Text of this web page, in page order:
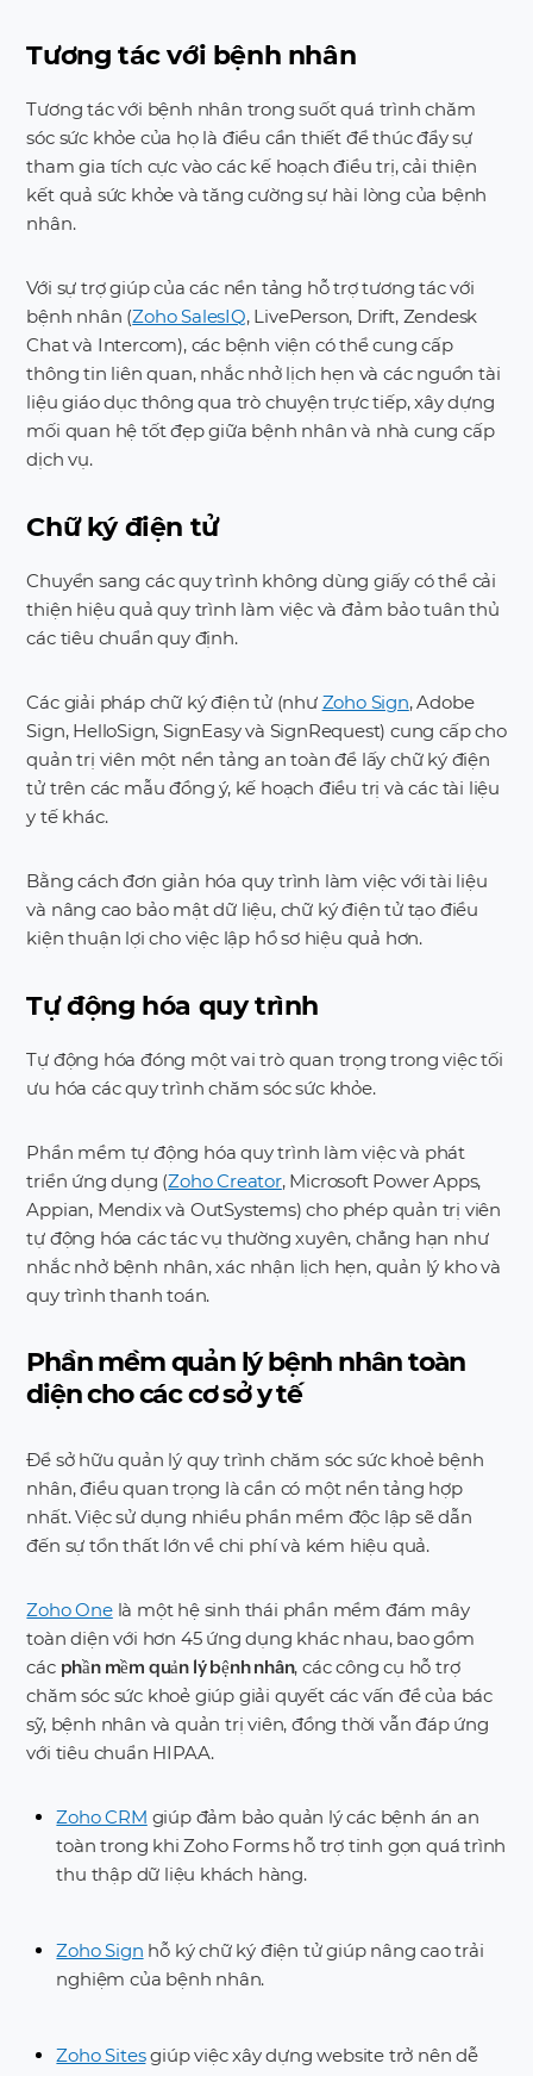
Tương tác với bệnh nhân
Tương tác với bệnh nhân trong suốt quá trình chăm
sóc sức khỏe của họ là điều cần thiết để thúc đẩy sự
tham gia tích cực vào các kế hoạch điều trị, cải thiện
kết quả sức khỏe và tăng cường sự hài lòng của bệnh
nhân.
Với sự trợ giúp của các nền tảng hỗ trợ tương tác với
bệnh nhân (Zoho SalesIQ, LivePerson, Drift, Zendesk
Chat và Intercom), các bệnh viện có thể cung cấp
thông tin liên quan, nhắc nhở lịch hẹn và các nguồn tài
liệu giáo dục thông qua trò chuyện trực tiếp, xây dựng
mối quan hệ tốt đẹp giữa bệnh nhân và nhà cung cấp
dịch vụ.
Chữ ký điện tử
Chuyển sang các quy trình không dùng giấy có thể cải
thiện hiệu quả quy trình làm việc và đảm bảo tuân thủ
các tiêu chuẩn quy định.
Các giải pháp chữ ký điện tử (như Zoho Sign, Adobe
Sign, HelloSign, SignEasy và SignRequest) cung cấp cho
quản trị viên một nền tảng an toàn để lấy chữ ký điện
tử trên các mẫu đồng ý, kế hoạch điều trị và các tài liệu
y tế khác.
Bằng cách đơn giản hóa quy trình làm việc với tài liệu
và nâng cao bảo mật dữ liệu, chữ ký điện tử tạo điều
kiện thuận lợi cho việc lập hồ sơ hiệu quả hơn.
Tự động hóa quy trình
Tự động hóa đóng một vai trò quan trọng trong việc tối
ưu hóa các quy trình chăm sóc sức khỏe.
Phần mềm tự động hóa quy trình làm việc và phát
triển ứng dụng (Zoho Creator, Microsoft Power Apps,
Appian, Mendix và OutSystems) cho phép quản trị viên
tự động hóa các tác vụ thường xuyên, chẳng hạn như
nhắc nhở bệnh nhân, xác nhận lịch hẹn, quản lý kho và
quy trình thanh toán.
Phần mềm quản lý bệnh nhân toàn
diện cho các cơ sở y tế
Để sở hữu quản lý quy trình chăm sóc sức khoẻ bệnh
nhân, điều quan trọng là cần có một nền tảng hợp
nhất. Việc sử dụng nhiều phần mềm độc lập sẽ dẫn
đến sự tổn thất lớn về chi phí và kém hiệu quả.
Zoho Onelà một hệ sinh thái phần mềm đám mây
toàn diện với hơn 45 ứng dụng khác nhau, bao gồm
các phần mềm quản lý bệnh nhân, các công cụ hỗ trợ
chăm sóc sức khoẻ giúp giải quyết các vấn đề của bác
sỹ, bệnh nhân và quản trị viên, đồng thời vẫn đáp ứng
với tiêu chuẩn HIPAA.
Zoho CRM giúp đảm bảo quản lý các bệnh án an
toàn trong khi Zoho Forms hỗ trợ tinh gọn quá trình
thu thập dữ liệu khách hàng.
Zoho Sign hỗ ký chữ ký điện tử giúp nâng cao trải
nghiệm của bệnh nhân.
Zoho Sitesgiúp việc xây dựng website trở nên dễ